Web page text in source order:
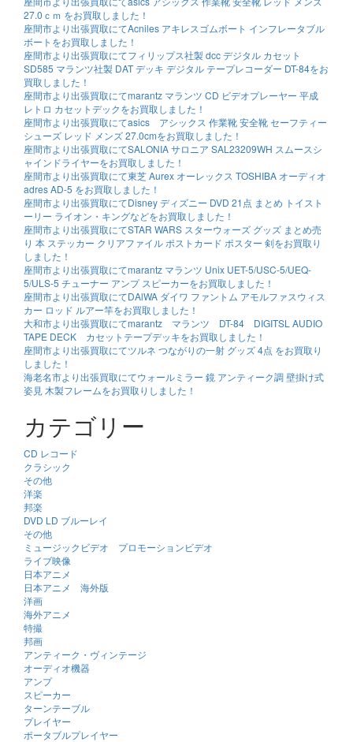
27.0ｃｍ をお買取しました！
座間市より出張買取にてAcniles アキレスゴムボート インフレータブル
ボートをお買取しました！
座間市より出張買取にてフィリップス社製 dcc デジタル カセット
SD585 マランツ社製 DAT デッキ デジタル テープレコーダー DT-84をお
買取しました！
座間市より出張買取にてmarantz マランツ CD ビデオプレーヤー 平成
レトロ カセットデックをお買取しました！
座間市より出張買取にてasics アシックス 作業靴 安全靴 セーフティー
シューズ レッド メンズ 27.0cmをお買取しました！
座間市より出張買取にてSALONIA サロニア SAL23209WH スムースシ
ャインドライヤーをお買取しました！
座間市より出張買取にて東芝 Aurex オーレックス TOSHIBA オーディオ
adres AD-5 をお買取しました！
座間市より出張買取にてDisney ディズニー DVD 21点 まとめ トイスト
ーリー ライオン・キングなどをお買取しました！
座間市より出張買取にてSTAR WARS スターウォーズ グッズ まとめ売
り 本 ステッカー クリアファイル ポストカード ポスター 剣をお買取り
しました！
座間市より出張買取にてmarantz マランツ Unix UET-5/USC-5/UEQ-
5/ULS-5 チューナー アンプ スピーカーをお買取しました！
座間市より出張買取にてDAlWA ダイワ ファントム アモルファスウィス
カー ロッド ルアー竿をお買取しました！
大和市より出張買取にてmarantz マランツ DT-84 DIGITSL AUDIO
TAPE DECK カセットテープデッキをお買取しました！
座間市より出張買取にてツルネ つながりの一射 グッズ 4点 をお買取り
しました！
海老名市より出張買取にてウォールミラー 鏡 アンティーク調 壁掛け式
姿見 木製フレームをお買取りしました！
カテゴリー
CD レコード
クラシック
その他
洋楽
邦楽
DVD LD ブルーレイ
その他
ミュージックビデオ プロモーションビデオ
ライブ映像
日本アニメ
日本アニメ 海外版
洋画
海外アニメ
特撮
邦画
アンティーク・ヴィンテージ
オーディオ機器
アンプ
スピーカー
ターンテーブル
プレイヤー
ポータブルプレイヤー